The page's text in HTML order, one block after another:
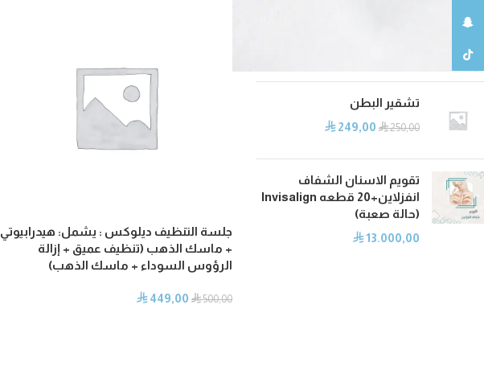
تشقير البطن
⃁250,00
⃁249,00
تقويم الاسنان الشفاف
انفزلاين+20 قطعه Invisalign
(حالة صعبة)
⃁13.000,00
جلسة التنظيف ديلوكس : يشمل: هيدرابيوتي
+ ماسك الذهب (تنظيف عميق + إزالة
الرؤوس السوداء + ماسك الذهب)
⃁500,00
⃁449,00